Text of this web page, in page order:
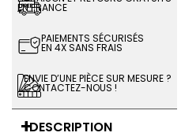
EN FRANCE
PAIEMENTS SÉCURISÉS
EN 4X SANS FRAIS
ENVIE D’UNE PIÈCE SUR MESURE ?
CONTACTEZ-NOUS !
DESCRIPTION